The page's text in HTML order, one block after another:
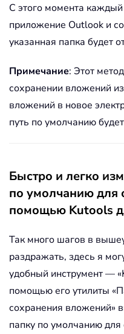
С этого момента каждый
приложение Outlook и
указанная папка будет
Примечание: Этот
сохранении вложений
вложений в новое
путь по умолчанию
Быстро и легко
по умолчанию для
помощью Kutools
Так много шагов в
раздражать, здесь я
удобный инструмент —
помощью его утилиты
сохранения вложений»
папку по умолчанию